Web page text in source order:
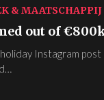
& MAATSCHAPPIJ
out of
Instagram